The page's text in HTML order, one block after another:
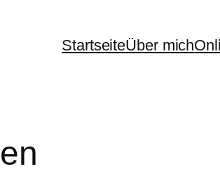
StartseiteÜber mich